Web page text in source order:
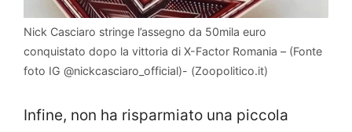
Nick Casciaro stringe l’assegno da 50mila euro
conquistato dopo la vittoria di X-Factor Romania – (Fonte
foto IG @nickcasciaro_official)- (Zoopolitico.it)
Infine, non ha risparmiato una piccola